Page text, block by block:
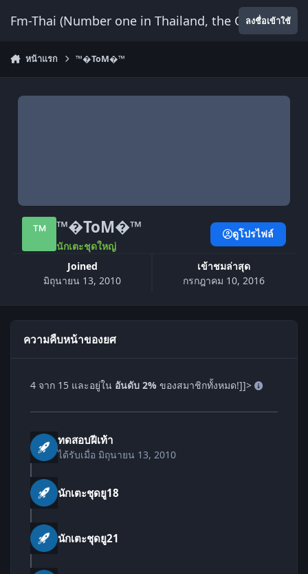
Fm-Thai (Number one in Thailand, the Onlyลงชื่อเข้าใช้
หน้าแรก ™�ToM�™
™�ToM�™
นักเตะชุดใหญ่
Joined
มิถุนายน 13, 2010
เข้าชมล่าสุด
กรกฎาคม 10, 2016
ดูโปรไฟล์
ความคืบหน้าของยศ
4 จาก 15 และอยู่ใน อันดับ 2% ของสมาชิกทั้งหมด!]]>
ทดสอบฝีเท้า
ได้รับเมื่อ มิถุนายน 13, 2010
นักเตะชุดยู18
นักเตะชุดยู21